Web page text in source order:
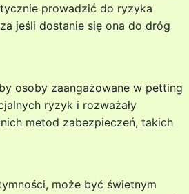
prowadzić do ryzyka
jeśli dostanie się ona do dróg
osoby zaangażowane w petting
ryzyk i rozważały
metod zabezpieczeń, takich
może być świetnym